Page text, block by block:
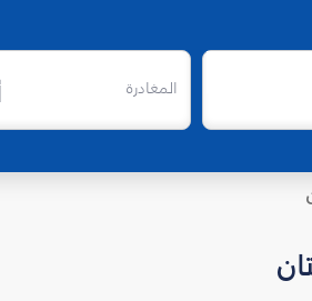
المغادرة